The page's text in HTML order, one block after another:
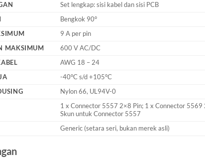
Set lengkap: sisi kabel dan sisi PCB
Bengkok 90°
9 A per pin
MAKSIMUM
600 V AC/DC
AWG 18 – 24
-40°C s/d +105°C
Nylon 66, UL94V-0
1 x Connector 5557 2×8 Pin; 1 x Connector
Skun untuk Connector 5557
Generic (setara seri, bukan merek asli)